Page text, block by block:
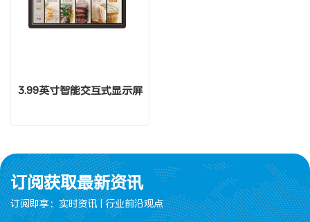
3.99英寸智能交互式显示屏
订阅获取最新资讯
订阅即享：实时资讯 | 行业前沿观点